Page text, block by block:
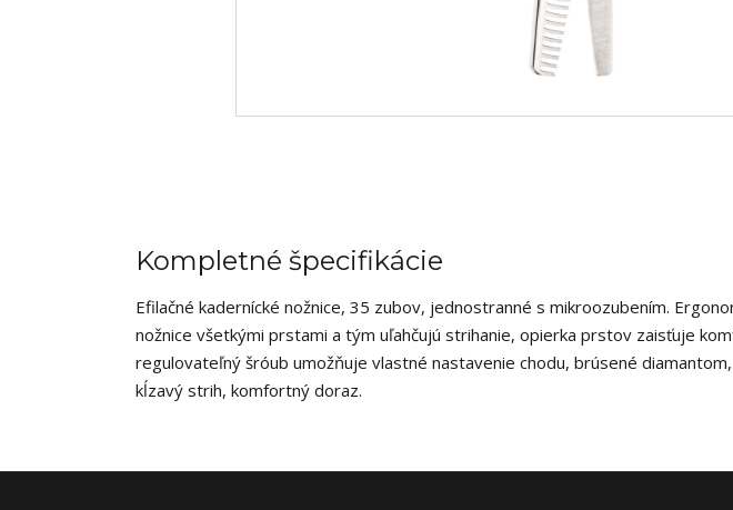
Kompletné špecifikácie
Efilačné kadernícké nožnice, 35 zubov, jednostranné s mikroozubením.
nožnice všetkými prstami a tým uľahčujú strihanie, opierka prstov zaisťuje
regulovateľný šróub umožňuje vlastné nastavenie chodu, brúsené
kĺzavý strih, komfortný doraz.